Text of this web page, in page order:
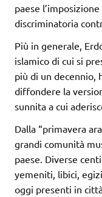
paese
discriminatoria
Più in generale,
islamico di cui si
più di un decennio,
diffondere la
sunnita a cui
Dalla “primavera
grandi comunità
paese. Diverse
yemeniti, libici,
oggi presenti in